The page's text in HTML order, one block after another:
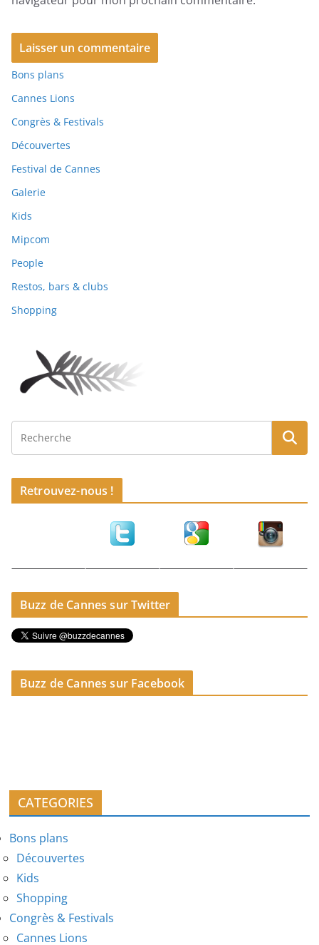
Bons plans
Cannes Lions
Congrès & Festivals
Découvertes
Festival de Cannes
Galerie
Kids
Mipcom
People
Restos, bars & clubs
Shopping
Retrouvez-nous !
Buzz de Cannes sur Twitter
Buzz de Cannes sur Facebook
CATEGORIES
Bons plans
Découvertes
Kids
Shopping
Congrès & Festivals
Cannes Lions